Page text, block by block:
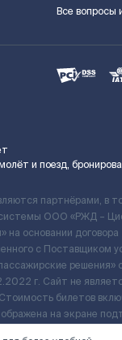
Все вопросы
и поезд,
партнёрами, в
системы ООО «РЖД –
на основании
с Поставщиком
решения»
г. Сайт не
билетов
на экране